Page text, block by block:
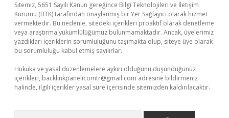
Sitemiz, 5651 Sayılı Kanun gereğince Bilgi Teknolojileri ve İletişim
Kurumu (BTK) tarafından onaylanmış bir Yer Sağlayıcı olarak hizmet
vermektedir. Bu nedenle, sitedeki içerikleri proaktif olarak denetleme
veya araştırma yükümlülüğümüz bulunmamaktadır. Ancak, üyelerimiz
yazdıkları içeriklerin sorumluluğunu taşımakta olup, siteye üye olarak
bu sorumluluğu kabul etmiş sayılırlar.
Hukuka ve yasal düzenlemelere aykırı olduğunu düşündüğünüz
içerikleri, backlinkpanelicomtr@gmail.com adresine bildirmeniz
halinde, ilgili içerikler yasal süre içerisinde sitemizden kaldırılacaktır.